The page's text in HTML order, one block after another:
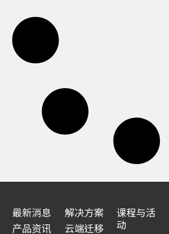
最新消息
产品资讯
解决方案
云端迁移
课程与活
动